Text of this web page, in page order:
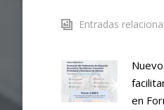
Entradas
en